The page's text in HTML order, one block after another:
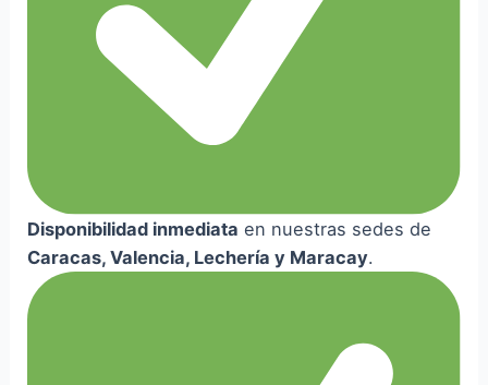
Disponibilidad inmediata en nuestras sedes de
Caracas, Valencia, Lechería y Maracay.